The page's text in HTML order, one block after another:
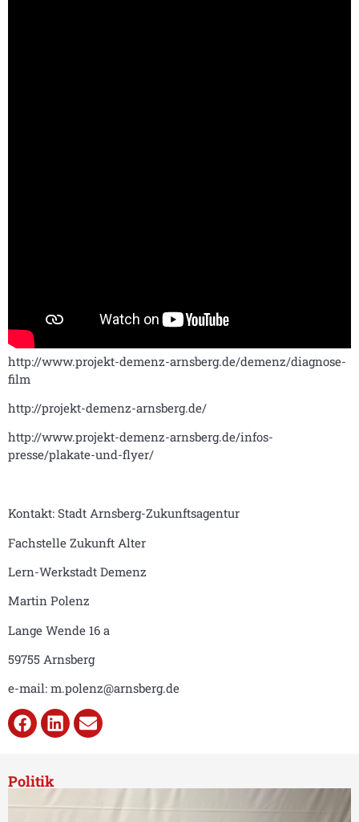
http://www.projekt-demenz-arnsberg.de/demenz/diagnose-
film
http://projekt-demenz-arnsberg.de/
http://www.projekt-demenz-arnsberg.de/infos-
presse/plakate-und-flyer/
Kontakt: Stadt Arnsberg-Zukunftsagentur
Fachstelle Zukunft Alter
Lern-Werkstadt Demenz
Martin Polenz
Lange Wende 16 a
59755 Arnsberg
e-mail: m.polenz@arnsberg.de
Politik